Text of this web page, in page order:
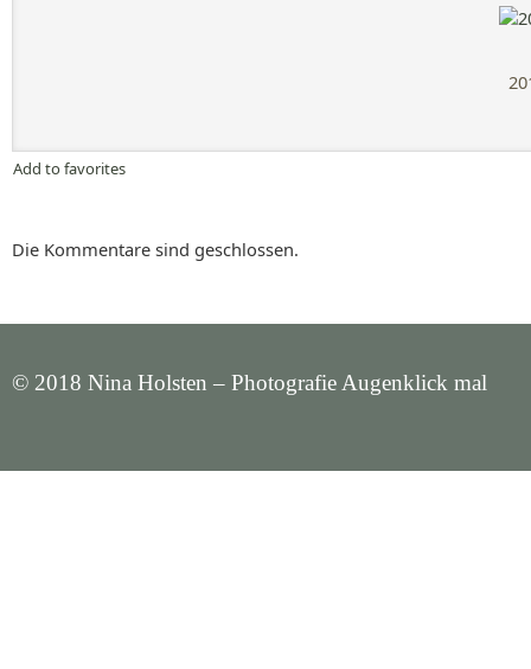
Add to favorites
Die Kommentare sind geschlossen.
© 2018 Nina Holsten – Photografie Augenklick mal